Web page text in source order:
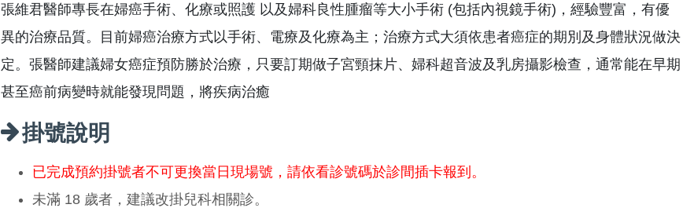
張維君醫師專長在婦癌手術、化療或照護 以及婦科良性腫瘤等大小手術 (包括內視鏡手術)，經驗豐富，有優
異的治療品質。目前婦癌治療方式以手術、電療及化療為主；治療方式大須依患者癌症的期別及身體狀況做決
定。張醫師建議婦女癌症預防勝於治療，只要訂期做子宮頸抹片、婦科超音波及乳房攝影檢查，通常能在早期
甚至癌前病變時就能發現問題，將疾病治癒
掛號說明
已完成預約掛號者不可更換當日現場號，請依看診號碼於診間插卡報到。
未滿 18 歲者，建議改掛兒科相關診。